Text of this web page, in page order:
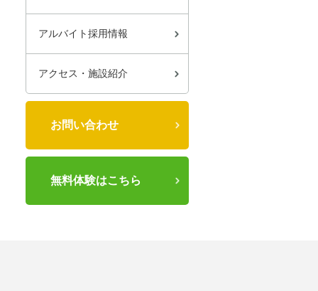
アルバイト採用情報
アクセス・施設紹介
お問い合わせ
無料体験はこちら